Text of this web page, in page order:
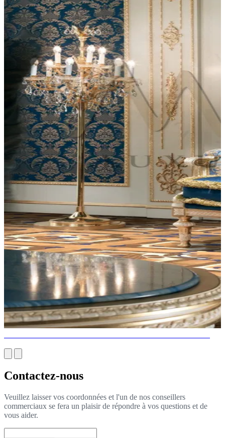
Contactez-nous
Veuillez laisser vos coordonnées et l'un de nos conseillers
commerciaux se fera un plaisir de répondre à vos questions et de
vous aider.